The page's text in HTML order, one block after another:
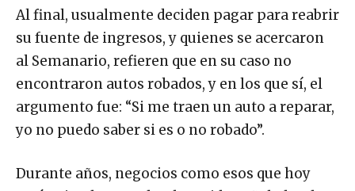
Al final, usualmente deciden pagar para reabrir
su fuente de ingresos, y quienes se acercaron
al Semanario, refieren que en su caso no
encontraron autos robados, y en los que sí, el
argumento fue: “Si me traen un auto a reparar,
yo no puedo saber si es o no robado”.
Durante años, negocios como esos que hoy